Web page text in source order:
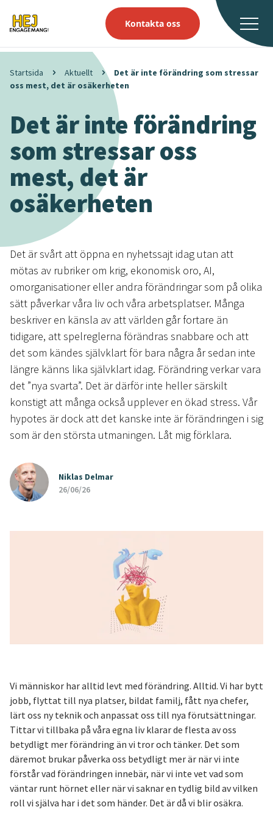
Kontakta oss
Startsida Aktuellt
Det är inte förändring som stressar
oss mest, det är osäkerheten
Det är inte förändring
som stressar oss
mest, det är
osäkerheten
Det är svårt att öppna en nyhetssajt idag utan att
mötas av rubriker om krig, ekonomisk oro, AI,
omorganisationer eller andra förändringar som på olika
sätt påverkar våra liv och våra arbetsplatser. Många
beskriver en känsla av att världen går fortare än
tidigare, att spelreglerna förändras snabbare och att
det som kändes självklart för bara några år sedan inte
längre känns lika självklart idag. Förändring verkar vara
det ”nya svarta”. Det är därför inte heller särskilt
konstigt att många också upplever en ökad stress. Vår
hypotes är dock att det kanske inte är förändringen i sig
som är den största utmaningen. Låt mig förklara.
Niklas Delmar
26/06/26
Vi människor har alltid levt med förändring. Alltid. Vi har bytt
jobb, flyttat till nya platser, bildat familj, fått nya chefer,
lärt oss ny teknik och anpassat oss till nya förutsättningar.
Tittar vi tillbaka på våra egna liv klarar de flesta av oss
betydligt mer förändring än vi tror och tänker. Det som
däremot brukar påverka oss betydligt mer är när vi inte
förstår vad förändringen innebär, när vi inte vet vad som
väntar runt hörnet eller när vi saknar en tydlig bild av vilken
roll vi själva har i det som händer. Det är då vi blir osäkra.